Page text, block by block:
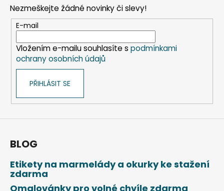
Nezmeškejte žádné novinky či slevy!
E-mail
Vložením e-mailu souhlasíte s podmínkami
ochrany osobních údajů
PŘIHLÁSIT SE
BLOG
Etikety na marmelády a okurky ke stažení
zdarma
Omalovánky pro volné chvíle zdarma